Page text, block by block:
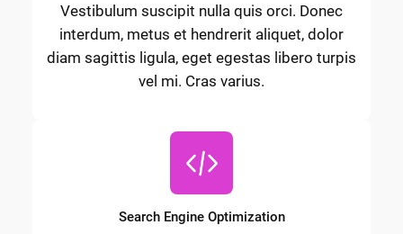
Vestibulum suscipit nulla quis orci. Donec
interdum, metus et hendrerit aliquet, dolor
diam sagittis ligula, eget egestas libero turpis
vel mi. Cras varius.
Search Engine Optimization